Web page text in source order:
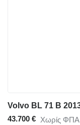
43.700 € Χωρίς ΦΠΑ